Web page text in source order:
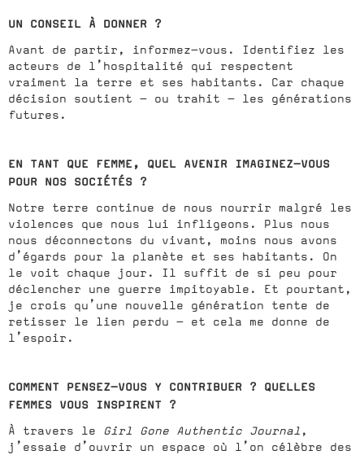
UN CONSEIL À DONNER ?
Avant de partir, informez-vous. Identifiez les
acteurs de l’hospitalité qui respectent
vraiment la terre et ses habitants. Car chaque
décision soutient – ou trahit – les générations
futures.
EN TANT QUE FEMME, QUEL AVENIR IMAGINEZ-VOUS
POUR NOS SOCIÉTÉS ?
Notre terre continue de nous nourrir malgré les
violences que nous lui infligeons. Plus nous
nous déconnectons du vivant, moins nous avons
d’égards pour la planète et ses habitants. On
le voit chaque jour. Il suffit de si peu pour
déclencher une guerre impitoyable. Et pourtant,
je crois qu’une nouvelle génération tente de
retisser le lien perdu – et cela me donne de
l’espoir.
COMMENT PENSEZ-VOUS Y CONTRIBUER ? QUELLES
FEMMES VOUS INSPIRENT ?
À travers le Girl Gone Authentic Journal ,
j’essaie d’ouvrir un espace où l’on célèbre des